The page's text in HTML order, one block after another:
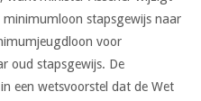
stapsgewijs naar
voor
oud stapsgewijs. De
een wetsvoorstel dat de Wet